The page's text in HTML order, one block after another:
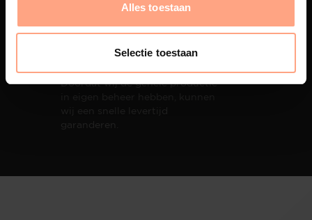
Alles toestaan
Selectie toestaan
Snelle levering
Doordat wij de gehele productie
garanderen.